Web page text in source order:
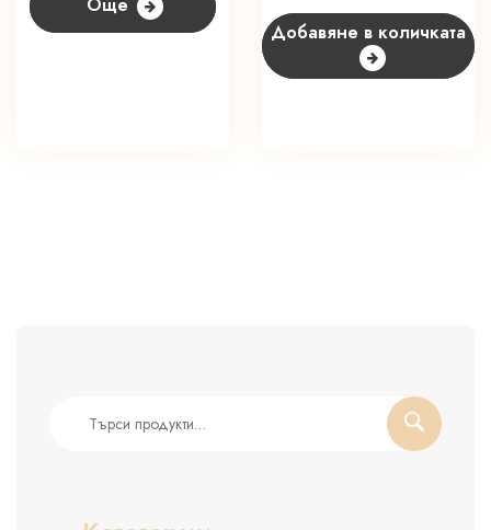
Добавяне в количката